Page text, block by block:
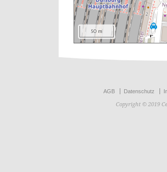
50 m
AGB Datenschutz
Copyright © 2019